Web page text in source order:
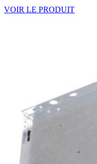
VOIR LE PRODUIT